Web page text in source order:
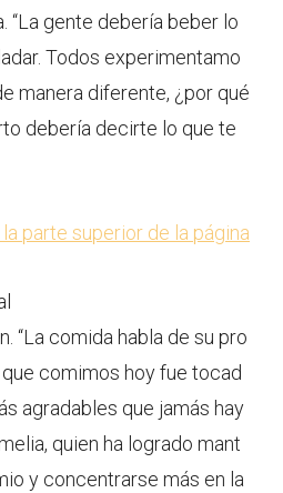
“La gente debería beber lo
Todos experimentamo
manera diferente, ¿por qué
debería decirte lo que te
la parte superior de la página
“La comida habla de su pro
comimos hoy fue tocad
agradables que jamás hay
quien ha logrado mant
y concentrarse más en la